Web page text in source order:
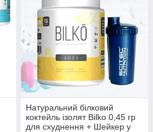
Натуральний білковий
коктейль ізолят Bilko 0,45 гр
для схуднення + Шейкер у